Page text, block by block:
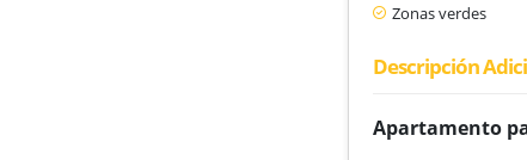
Zonas verdes
Descripción
Apartamento